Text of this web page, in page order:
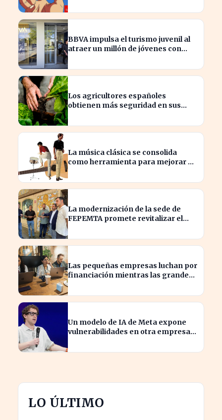
BBVA impulsa el turismo juvenil al
atraer un millón de jóvenes con
Los agricultores españoles
obtienen más seguridad en sus
La música clásica se consolida
como herramienta para mejorar el
La modernización de la sede de
FEPEMTA promete revitalizar el
Las pequeñas empresas luchan por
financiación mientras las grandes
Un modelo de IA de Meta expone
vulnerabilidades en otra empresa
LO ÚLTIMO